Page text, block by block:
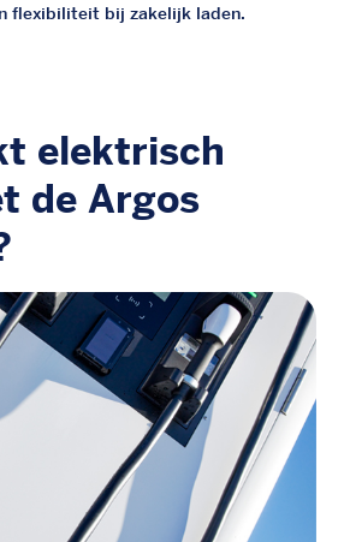
flexibiliteit bij zakelijk laden.
elektrisch
de Argos